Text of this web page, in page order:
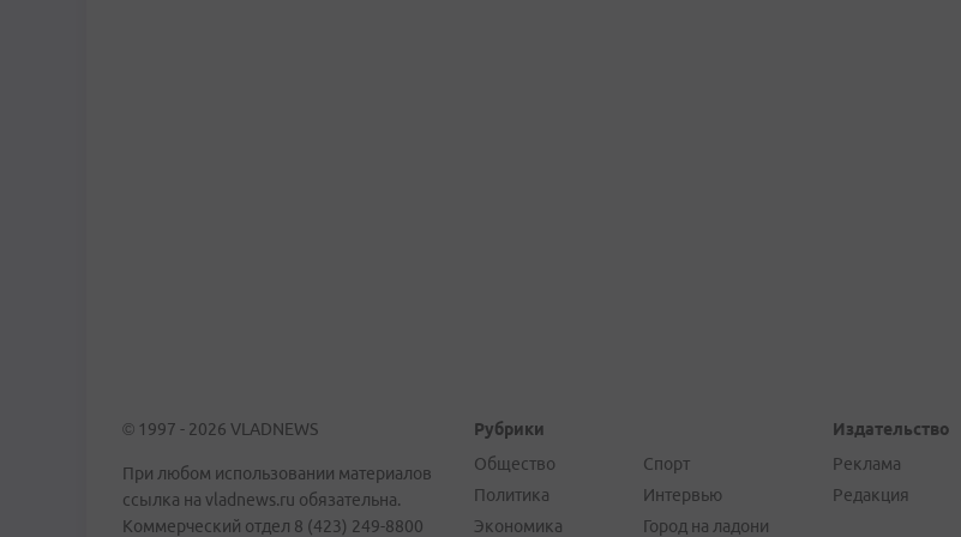
© 1997 - 2026 VLADNEWS
При любом использовании материалов
ссылка на vladnews.ru обязательна.
Коммерческий отдел 8 (423) 249-8800
Рубрики
Общество
Политика
Экономика
Спорт
Интервью
Город на ладони
Издательство
Реклама
Редакция